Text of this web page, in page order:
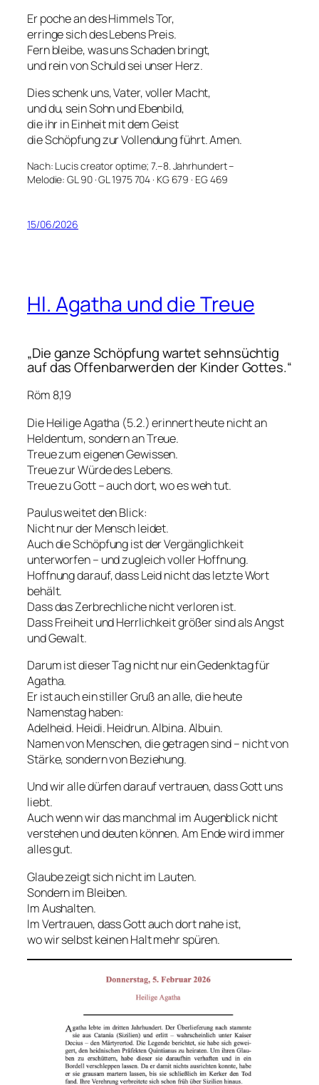
Er poche an des Himmels Tor,
erringe sich des Lebens Preis.
Fern bleibe, was uns Schaden bringt,
und rein von Schuld sei unser Herz.
Dies schenk uns, Vater, voller Macht,
und du, sein Sohn und Ebenbild,
die ihr in Einheit mit dem Geist
die Schöpfung zur Vollendung führt. Amen.
Nach: Lucis creator optime; 7.–8. Jahrhundert –
Melodie: GL 90 · GL 1975 704 · KG 679 · EG 469
15/06/2026
Hl. Agatha und die Treue
„Die ganze Schöpfung wartet sehnsüchtig
auf das Offenbarwerden der Kinder Gottes.“
Röm 8,19
Die Heilige Agatha (5.2.) erinnert heute nicht an
Heldentum, sondern an Treue.
Treue zum eigenen Gewissen.
Treue zur Würde des Lebens.
Treue zu Gott – auch dort, wo es weh tut.
Paulus weitet den Blick:
Nicht nur der Mensch leidet.
Auch die Schöpfung ist der Vergänglichkeit
unterworfen – und zugleich voller Hoffnung.
Hoffnung darauf, dass Leid nicht das letzte Wort
behält.
Dass das Zerbrechliche nicht verloren ist.
Dass Freiheit und Herrlichkeit größer sind als Angst
und Gewalt.
Darum ist dieser Tag nicht nur ein Gedenktag für
Agatha.
Er ist auch ein stiller Gruß an alle, die heute
Namenstag haben:
Adelheid. Heidi. Heidrun. Albina. Albuin.
Namen von Menschen, die getragen sind – nicht von
Stärke, sondern von Beziehung.
Und wir alle dürfen darauf vertrauen, dass Gott uns
liebt.
Auch wenn wir das manchmal im Augenblick nicht
verstehen und deuten können. Am Ende wird immer
alles gut.
Glaube zeigt sich nicht im Lauten.
Sondern im Bleiben.
Im Aushalten.
Im Vertrauen, dass Gott auch dort nahe ist,
wo wir selbst keinen Halt mehr spüren.